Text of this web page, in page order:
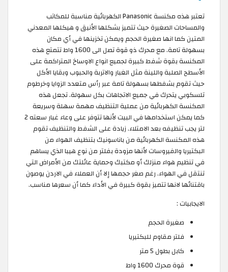
تعتبر هذه مكنسة Panasonic الكهربائية مناسبة للمكاتب
والمساحات الصغيرة حيث تتميز بشكلها الأنيق و هيكلها المعدني
المتين كما انها صغيرة الحجم ويمكن تخزينها في أي مكان
بسهولة تامة. مع محرك ذو قوة تصل الى 1600 واط تتمتع هذه
المكنسة بقوة شفط كبيرة لجميع انواع الاوساخ المتراكمة على
الأسطح الصلبة واللينة مثل الغبار والاتربة والحبوب وبقايا الأكل
حيث تقوم بشفطها بسهولة تامة عبر رأس متعدد الزوايا وخرطوم
تلسكوبي يتحرك في جميع الاتجاهات بكل سهولة. تجعل هذه
المكنسة الكهربائية من عملية التنظيف مهمة سهلة وسريعة
كما يمكن استخدامها في البيت لأنها تتوفر على وعاء غبار سعته 2
لتر يجب تنظيفه بعد الامتلاء. زيادة على الشفط والتنظيف تقوم
هذه المكنسة الكهربائية من باناسونيك بتنظيف الهواء من
البكتيريا والفيروسات لأنها مزودة بفلتر من نوع هيبا الذي يساهم
في تنظيم هواء منزلك أو مكتبك وحماية عائلتك من الأمراض التي
تنتقل في الهواء. رغم صغر حجمها إلا أن العملاء في الاردن يوصون
باقتنائها لانها تتميز بقوة كبيرة في الأداء كما أن سعرها مناسب.
الايجابيات :
صغيرة الحجم
فلتر مقاوم للبكتيريا
كابل بطول 5 متر
قوة محرك 1600 واط